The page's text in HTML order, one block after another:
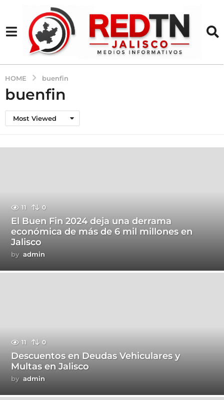
HOME buenfin
buenfin
Most Viewed
11 0
El Buen Fin 2024 deja una derrama
económica de más de 6 mil millones en
Jalisco
by admin
11 0
Descuentos en Deudas Vehiculares y
Multas en Jalisco
by admin